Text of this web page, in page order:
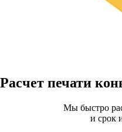
Расчет печати
Мы быстро
и срок